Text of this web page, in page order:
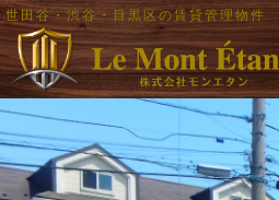
世田谷・渋谷・目黒区の賃貸管理物件
P4300010
公開日時: 2017年5月1日1000 × 563 (
← 前へ 次へ →